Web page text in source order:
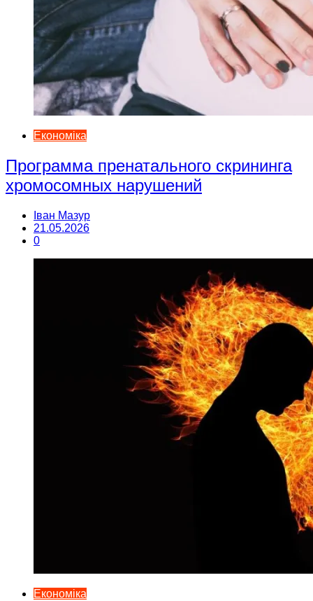
Економіка
Программа пренатального скрининга
хромосомных нарушений
Іван Мазур
21.05.2026
0
Економіка